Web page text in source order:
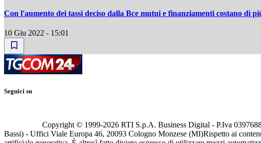
Con l'aumento dei tassi deciso dalla Bce mutui e finanziamenti costano di
10 Giu 2022 - 15:01
Seguici su
Copyright © 1999-2026 RTI S.p.A. Business Digital - P.Iva
Bassi) - Uffici Viale Europa 46, 20093 Cologno Monzese (MI)Rispetto ai